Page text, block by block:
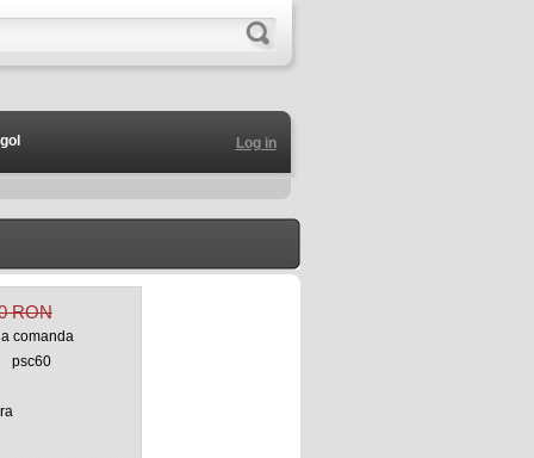
Log in
RON
comanda
psc60